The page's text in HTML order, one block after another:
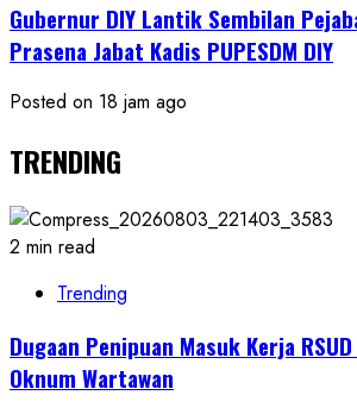
Gubernur DIY Lantik Sembilan
Prasena Jabat Kadis PUPESDM DIY
Posted on 18 jam ago
TRENDING
2 min read
Trending
Dugaan Penipuan Masuk Kerja
Oknum Wartawan